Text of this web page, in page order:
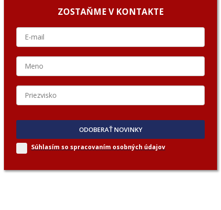
ZOSTAŇME V KONTAKTE
ODOBERAŤ NOVINKY
Súhlasím so spracovaním osobných údajov